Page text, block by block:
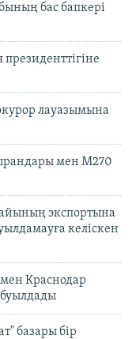
бас бапкері
лауазымына
мен M270
экспортына
келіскен
Краснодар
базары бір